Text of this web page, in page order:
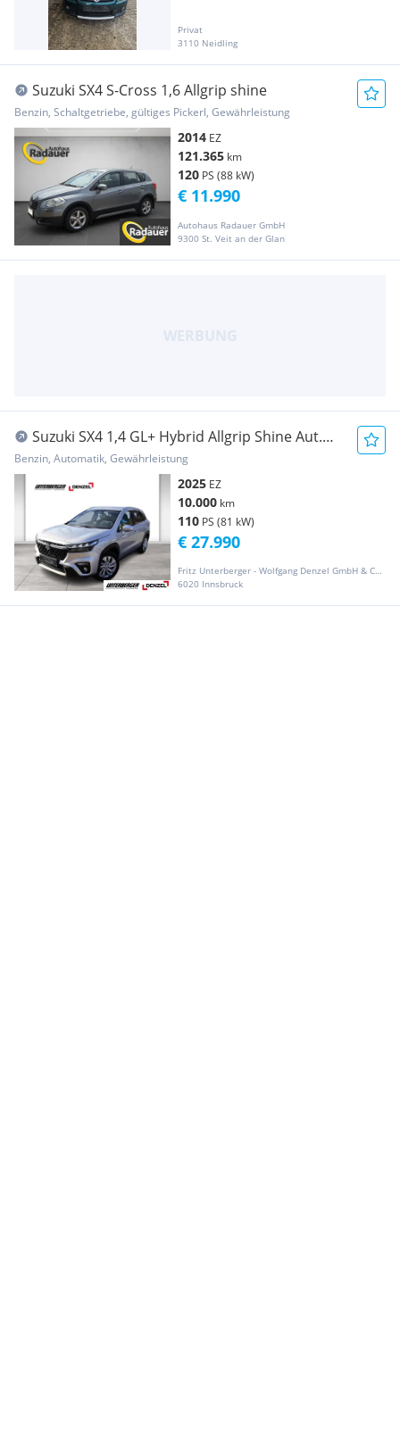
Privat
3110 Neidling
Suzuki SX4 S-Cross 1,6 Allgrip shine
Benzin, Schaltgetriebe, gültiges Pickerl, Gewährleistung
2014 EZ
121.365 km
120 PS (88 kW)
Autohaus Radauer GmbH
9300 St. Veit an der Glan
€ 11.990
Suzuki SX4 1,4 GL+ Hybrid Allgrip Shine Aut.
110
Benzin, Automatik, Gewährleistung
2025 EZ
10.000 km
110 PS (81 kW)
Fritz Unterberger - Wolfgang Denzel GmbH & CO KG
6020 Innsbruck
€ 27.990